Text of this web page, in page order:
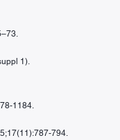
1).
1184.
794.